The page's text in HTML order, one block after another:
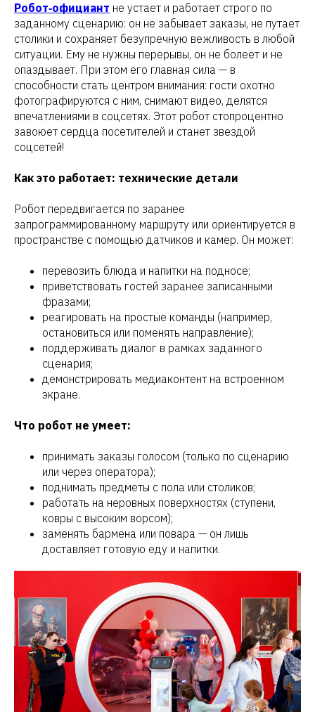
Робот‑официант не устает и работает строго по
заданному сценарию: он не забывает заказы, не путает
столики и сохраняет безупречную вежливость в любой
ситуации. Ему не нужны перерывы, он не болеет и не
опаздывает. При этом его главная сила — в
способности стать центром внимания: гости охотно
фотографируются с ним, снимают видео, делятся
впечатлениями в соцсетях. Этот робот стопроцентно
завоюет сердца посетителей и станет звездой
соцсетей!
Как это работает: технические детали
Робот передвигается по заранее
запрограммированному маршруту или ориентируется в
пространстве с помощью датчиков и камер. Он может:
перевозить блюда и напитки на подносе;
приветствовать гостей заранее записанными
фразами;
реагировать на простые команды (например,
остановиться или поменять направление);
поддерживать диалог в рамках заданного
сценария;
демонстрировать медиаконтент на встроенном
экране.
Что робот не умеет:
принимать заказы голосом (только по сценарию
или через оператора);
поднимать предметы с пола или столиков;
работать на неровных поверхностях (ступени,
ковры с высоким ворсом);
заменять бармена или повара — он лишь
доставляет готовую еду и напитки.